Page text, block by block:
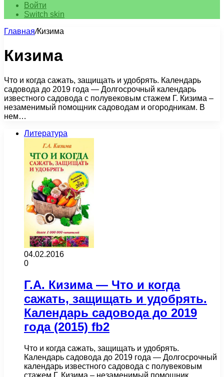
Войти
Switch skin
Главная/Кизима
Кизима
Что и когда сажать, защищать и удобрять. Календарь
садовода до 2019 года — Долгосрочный календарь
известного садовода с полувековым стажем Г. Кизима –
незаменимый помощник садоводам и огородникам. В
нем…
Литература
04.02.2016
0
Г.А. Кизима — Что и когда
сажать, защищать и удобрять.
Календарь садовода до 2019
года (2015) fb2
Что и когда сажать, защищать и удобрять.
Календарь садовода до 2019 года — Долгосрочный
календарь известного садовода с полувековым
стажем Г. Кизима – незаменимый помощник